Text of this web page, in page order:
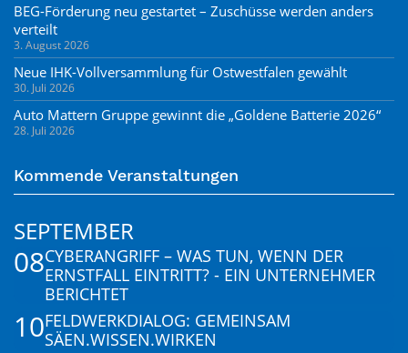
BEG-Förderung neu gestartet – Zuschüsse werden anders
verteilt
3. August 2026
Neue IHK-Vollversammlung für Ostwestfalen gewählt
30. Juli 2026
Auto Mattern Gruppe gewinnt die „Goldene Batterie 2026“
28. Juli 2026
Kommende Veranstaltungen
SEPTEMBER
08CYBERANGRIFF – WAS TUN, WENN DER
ERNSTFALL EINTRITT? - EIN UNTERNEHMER
BERICHTET
10FELDWERKDIALOG: GEMEINSAM
SÄEN.WISSEN.WIRKEN